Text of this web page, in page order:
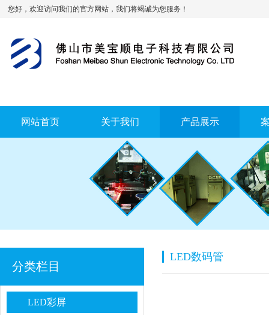
您好，欢迎访问我们的官方网站，我们将竭诚为您服务！
网站首页 关于我们 产品展示
分类栏目
LED彩屏
LED数码管